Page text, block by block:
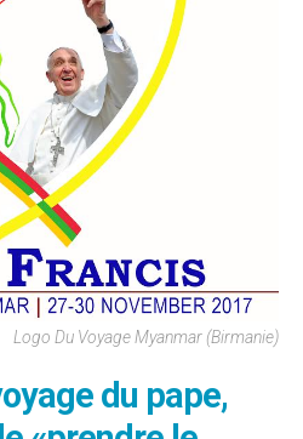
Logo Du Voyage Myanmar (Birmanie)
du pape,